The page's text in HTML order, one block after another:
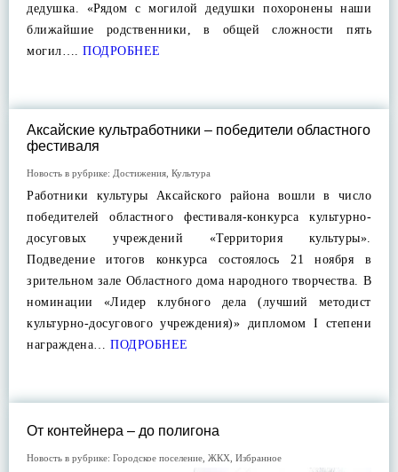
дедушка. «Рядом с могилой дедушки похоронены наши
ближайшие родственники, в общей сложности пять
могил…. ПОДРОБНЕЕ
Аксайские культработники – победители областного
фестиваля
Новость в рубрике: Достижения Культура
Работники культуры Аксайского района вошли в число
победителей областного фестиваля-конкурса культурно-
досуговых учреждений «Территория культуры».
Подведение итогов конкурса состоялось 21 ноября в
зрительном зале Областного дома народного творчества. В
номинации «Лидер клубного дела (лучший методист
культурно-досугового учреждения)» дипломом I степени
награждена… ПОДРОБНЕЕ
От контейнера – до полигона
Новость в рубрике: Городское поселение ЖКХ Избранное